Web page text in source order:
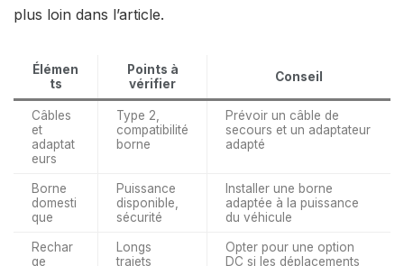
plus loin dans l’article.
Élémen
ts
Points à
vérifier
Conseil
Câbles
et
adaptat
eurs
Type 2,
compatibilité
borne
Prévoir un câble de
secours et un adaptateur
adapté
Borne
domesti
que
Puissance
disponible,
sécurité
Installer une borne
adaptée à la puissance
du véhicule
Rechar
ge
Longs
trajets
Opter pour une option
DC si les déplacements